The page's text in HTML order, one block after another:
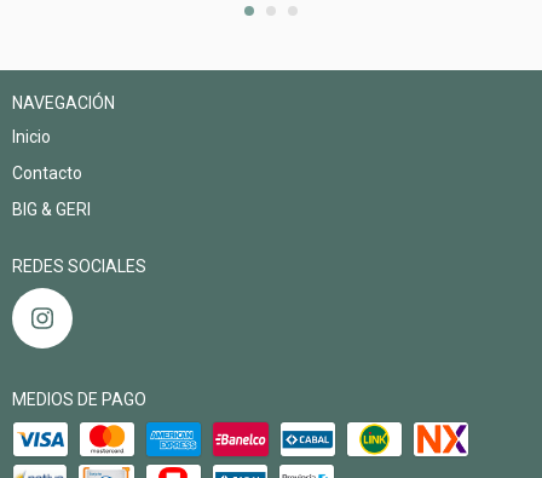
NAVEGACIÓN
Inicio
Contacto
BIG & GERI
REDES SOCIALES
MEDIOS DE PAGO